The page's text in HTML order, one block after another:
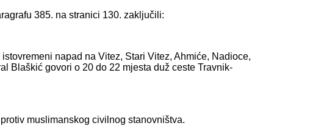
385. na stranici 130. zaključili:
napad na Vitez, Stari Vitez, Ahmiće, Nadioce,
Blaškić govori o 20 do 22 mjesta duž ceste Travnik-
muslimanskog civilnog stanovništva.